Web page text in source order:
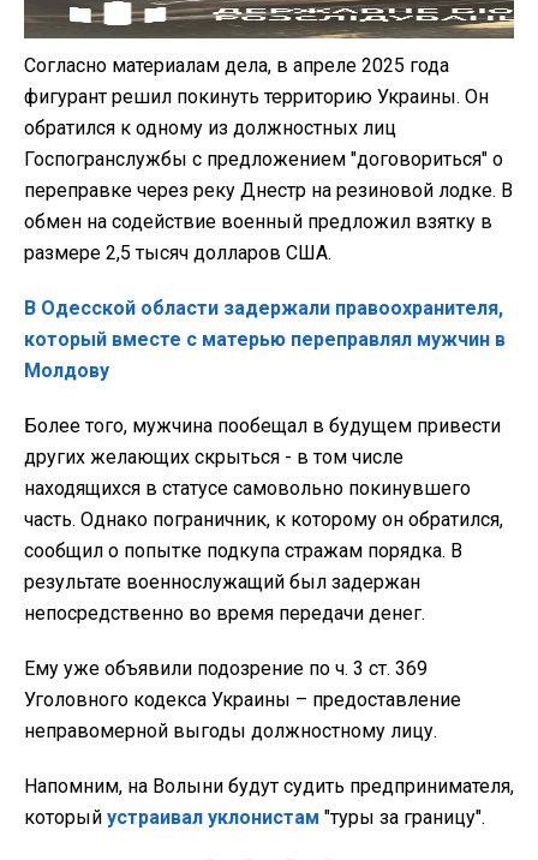
Согласно материалам дела, в апреле 2025 года
фигурант решил покинуть территорию Украины. Он
обратился к одному из должностных лиц
Госпогранслужбы с предложением "договориться" о
переправке через реку Днестр на резиновой лодке. В
обмен на содействие военный предложил взятку в
размере 2,5 тысяч долларов США.
В Одесской области задержали правоохранителя,
который вместе с матерью переправлял мужчин в
Молдову
Более того, мужчина пообещал в будущем привести
других желающих скрыться - в том числе
находящихся в статусе самовольно покинувшего
часть. Однако пограничник, к которому он обратился,
сообщил о попытке подкупа стражам порядка. В
результате военнослужащий был задержан
непосредственно во время передачи денег.
Ему уже объявили подозрение по ч. 3 ст. 369
Уголовного кодекса Украины – предоставление
неправомерной выгоды должностному лицу.
Напомним, на Волыни будут судить предпринимателя,
который устраивал уклонистам "туры за границу".